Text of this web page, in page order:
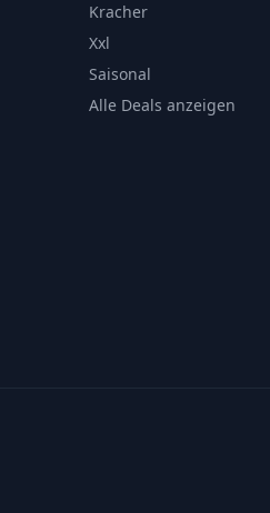
Kracher
Xxl
Saisonal
Alle Deals anzeigen